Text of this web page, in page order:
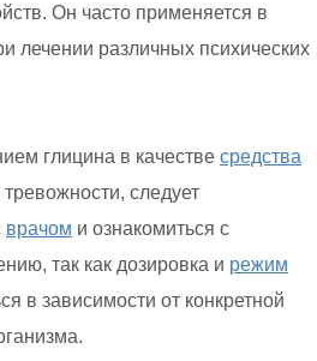
Он часто применяется в
лечении различных психических
глицина в качестве средства
следует
врачом и ознакомиться с
так как дозировка и режим
в зависимости от конкретной